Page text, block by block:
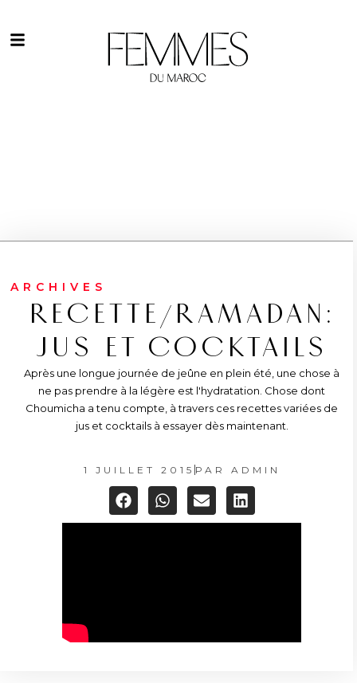
ARCHIVES
RECETTE/RAMADAN:
JUS ET COCKTAILS
Après une longue journée de jeûne en plein été, une chose à
ne pas prendre à la légère est l'hydratation. Chose dont
Choumicha a tenu compte, à travers ces recettes variées de
jus et cocktails à essayer dès maintenant.
1 JUILLET 2015 PAR ADMIN